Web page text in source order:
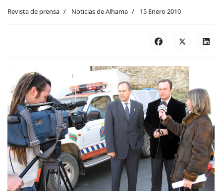
Revista de prensa Noticias de Alhama 15 Enero 2010